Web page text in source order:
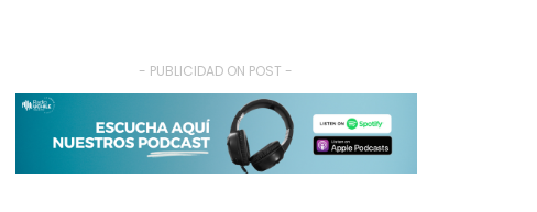
- PUBLICIDAD ON POST -